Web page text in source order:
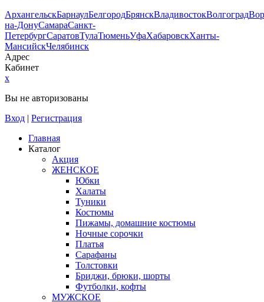
АрхангельскБарнаулБелгородБрянскВладивостокВолгоград
на-ДонуСамараСанкт-
ПетербургСаратовТулаТюменьУфаХабаровскХанты-
МансийскЧелябинск
Адрес
Кабинет
x
Вы не авторизованы
Вход | Регистрация
Главная
Каталог
Акция
ЖЕНСКОЕ
Юбки
Халаты
Туники
Костюмы
Пижамы, домашние костюмы
Ночные сорочки
Платья
Сарафаны
Толстовки
Бриджи, брюки, шорты
Футболки, кофты
МУЖСКОЕ